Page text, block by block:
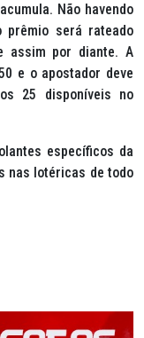
Não havendo
prêmio será rateado
assim por diante. A
e o apostador deve
25 disponíveis no
específicos da
nas lotéricas de todo